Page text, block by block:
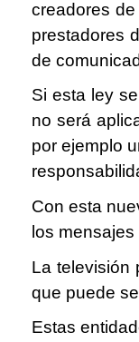
creadores
prestadores
de
Si esta ley
no será
por ejemplo
Con esta
los
La televisión
que puede
Estas